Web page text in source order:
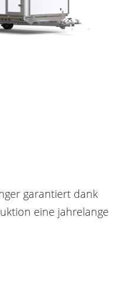
garantiert dank
eine jahrelange